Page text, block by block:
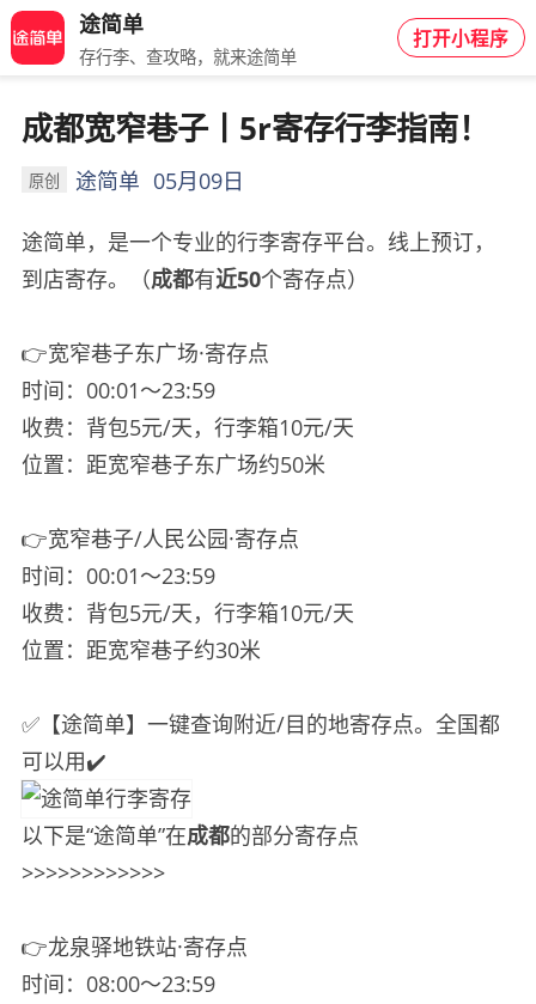
途简单
存行李、查攻略，就来途简单
打开小程序
成都宽窄巷子丨5r寄存行李指南️！
原创 途简单 05月09日
途简单，是一个专业的行李寄存平台。线上预订，
到店寄存。（成都有近50个寄存点）
👉宽窄巷子东广场·寄存点
时间：00:01～23:59
收费：背包5元/天，行李箱10元/天
位置：距宽窄巷子东广场约50米
👉宽窄巷子/人民公园·寄存点
时间：00:01～23:59
收费：背包5元/天，行李箱10元/天
位置：距宽窄巷子约30米
✅【途简单】一键查询附近/目的地寄存点。全国都
可以用✔️
以下是“途简单”在成都的部分寄存点
>>>>>>>>>>>>
👉龙泉驿地铁站·寄存点
时间：08:00～23:59